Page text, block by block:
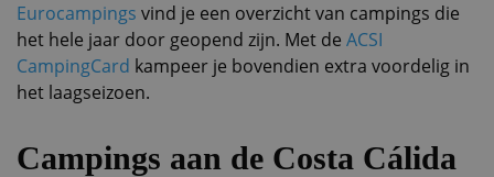
Eurocampings vind je een overzicht van campings die
het hele jaar door geopend zijn. Met de ACSI
CampingCard kampeer je bovendien extra voordelig in
het laagseizoen.
Campings aan de Costa Cálida